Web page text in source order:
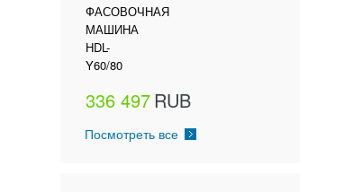
ФАСОВОЧНАЯ
МАШИНА
HDL-
Y60/80
336 497RUB
Посмотреть все